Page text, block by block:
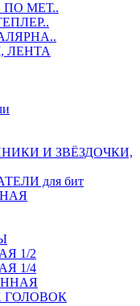
МЕТ..
ЛЕНТА
И ЗВЁЗДОЧКИ,
для бит
1/2
1/4
ГОЛОВОК